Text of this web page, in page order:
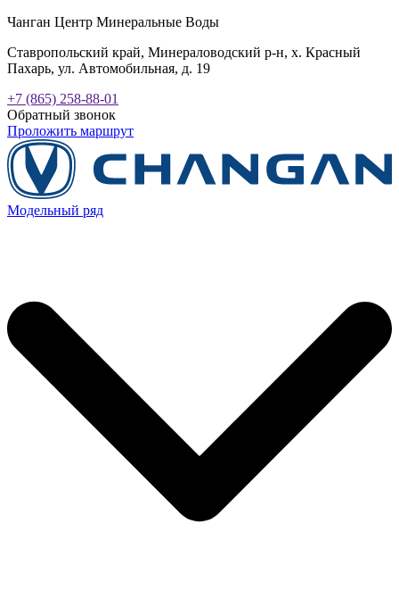
Чанган Центр Минеральные Воды
Ставропольский край, Минераловодский р-н, х. Красный
Пахарь, ул. Автомобильная, д. 19
+7 (865) 258-88-01
Обратный звонок
Проложить маршрут
Модельный ряд